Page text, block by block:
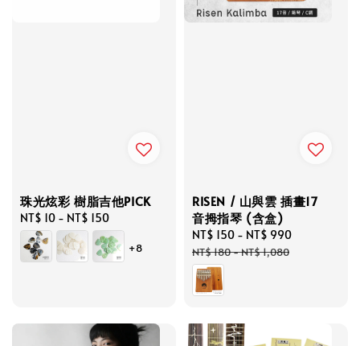
珠光炫彩 樹脂吉他PICK
Regular
price
NT$ 10 - NT$ 150
+8
RISEN / 山與雲 插畫17
音拇指琴 (含盒)
Sale
price
NT$ 150 - NT$ 990
NT$ 180-NT$ 1,080